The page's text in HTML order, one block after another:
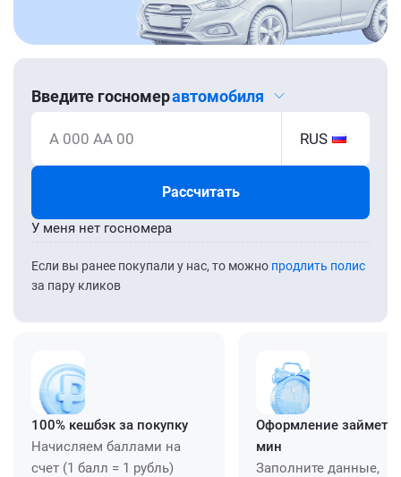
Введите госномеравтомобиля
А 000 АА 00 RUS
Рассчитать
Если вы ранее покупали у нас, то можно продлить полис
за пару кликов
У меня нет госномера
100% кешбэк за покупку
Начисляем баллами на
счет (1 балл = 1 рубль)
Оформление займет
мин
Заполните данные,